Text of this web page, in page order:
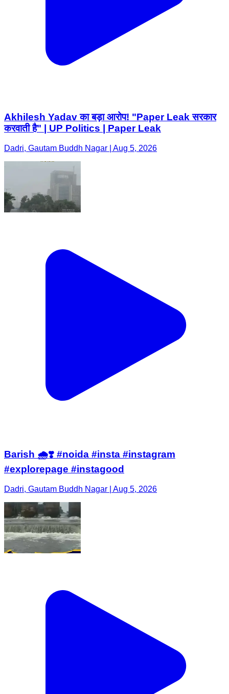
Akhilesh Yadav का बड़ा आरोप! "Paper Leak सरकार
करवाती है" | UP Politics | Paper Leak
Dadri, Gautam Buddh Nagar | Aug 5, 2026
Barish 🌧️❣️ #noida #insta #instagram
#explorepage #instagood
Dadri, Gautam Buddh Nagar | Aug 5, 2026